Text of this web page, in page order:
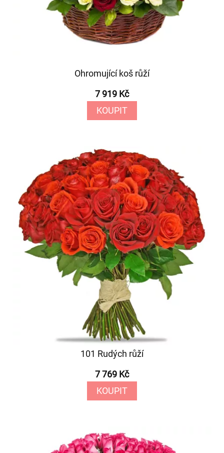
Ohromující koš růží
7 919 Kč
KOUPIT
101 Rudých růží
7 769 Kč
KOUPIT